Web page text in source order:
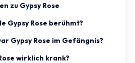
zu Gypsy Rose
Gypsy Rose berühmt?
Gypsy Rose im Gefängnis?
wirklich krank?